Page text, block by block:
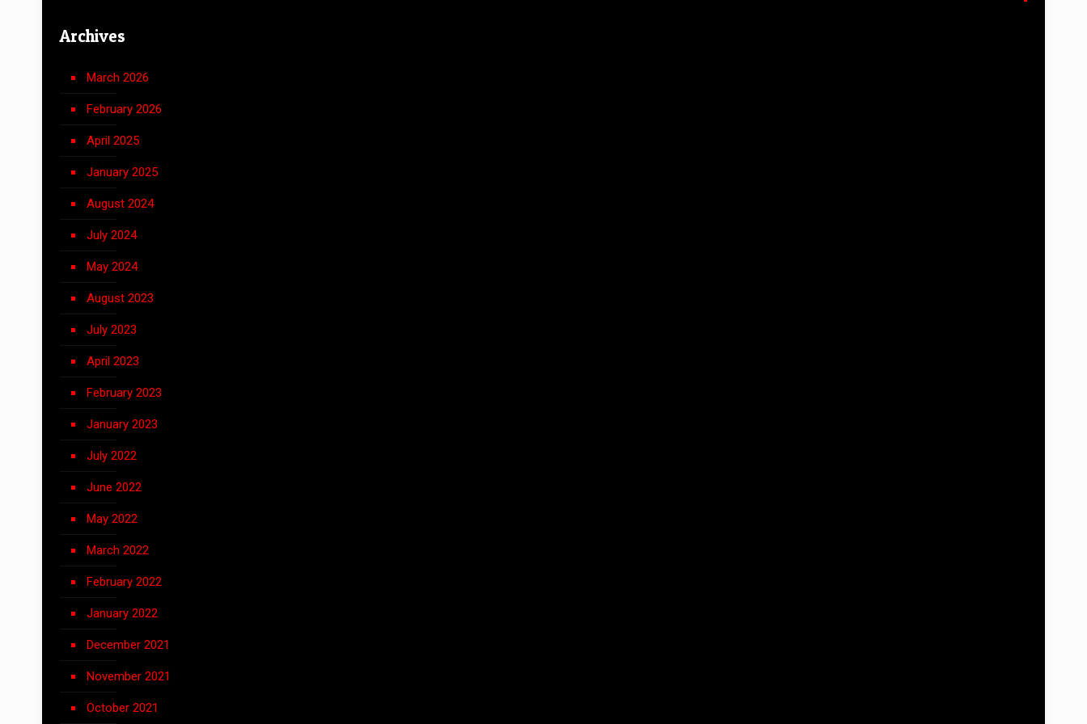
Archives
March 2026
February 2026
April 2025
January 2025
August 2024
July 2024
May 2024
August 2023
July 2023
April 2023
February 2023
January 2023
July 2022
June 2022
May 2022
March 2022
February 2022
January 2022
December 2021
November 2021
October 2021